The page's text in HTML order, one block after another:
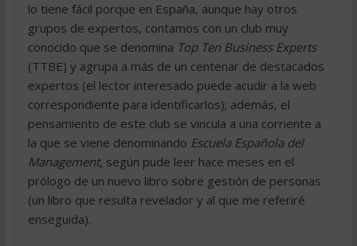
lo tiene fácil porque en España, aunque hay otros
grupos de expertos, contamos con un club muy
conocido que se denomina Top Ten Business Experts
(TTBE) y agrupa a más de un centenar de destacados
expertos (el lector interesado puede acudir a la web
correspondiente para identificarlos); además, el
pensamiento de este club se vincula a una corriente a
la que se viene denominando Escuela Española del
Management, según pude leer hace meses en el
prólogo de un nuevo libro sobre gestión de personas
(un libro que resulta revelador y al que me referiré
enseguida).